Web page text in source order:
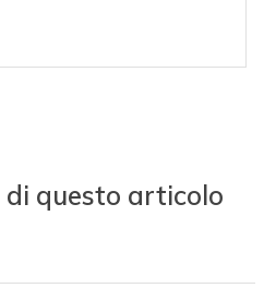
questo articolo